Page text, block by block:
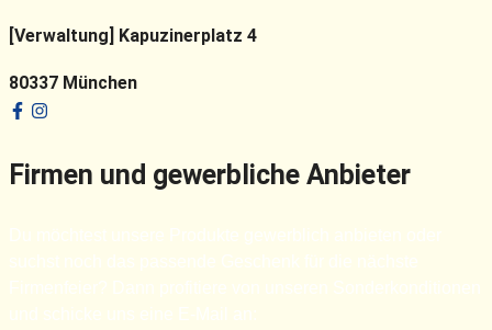
[Verwaltung] Kapuzinerplatz 4
80337 München
Firmen und gewerbliche Anbieter